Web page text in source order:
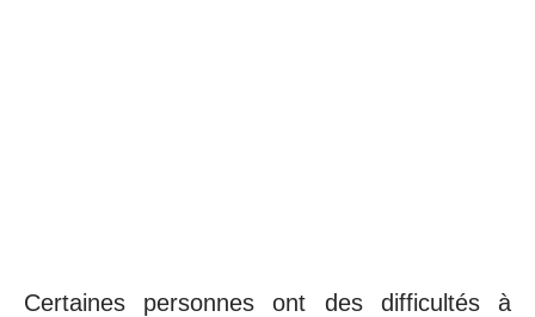
Certaines personnes ont des difficultés à